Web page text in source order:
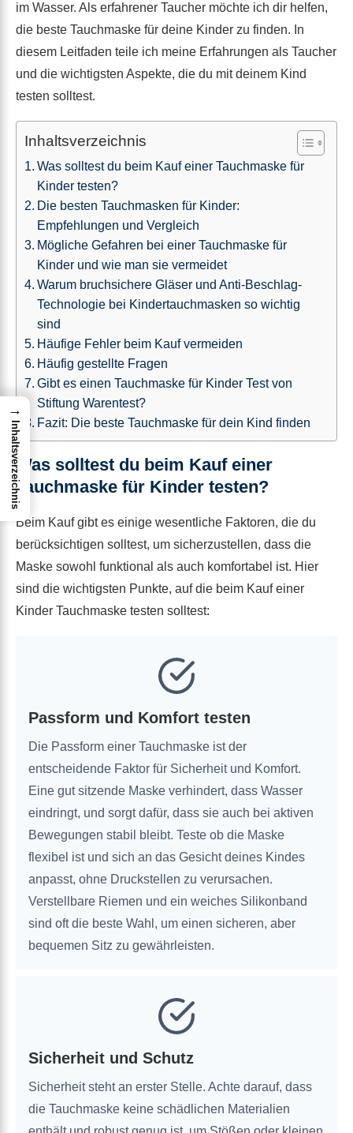
im Wasser. Als erfahrener Taucher möchte ich dir helfen,
die beste Tauchmaske für deine Kinder zu finden. In
diesem Leitfaden teile ich meine Erfahrungen als Taucher
und die wichtigsten Aspekte, die du mit deinem Kind
testen solltest.
Inhaltsverzeichnis
Was solltest du beim Kauf einer Tauchmaske für
Kinder testen?
Die besten Tauchmasken für Kinder:
Empfehlungen und Vergleich
Mögliche Gefahren bei einer Tauchmaske für
Kinder und wie man sie vermeidet
Warum bruchsichere Gläser und Anti-Beschlag-
Technologie bei Kindertauchmasken so wichtig
sind
Häufige Fehler beim Kauf vermeiden
Häufig gestellte Fragen
Gibt es einen Tauchmaske für Kinder Test von
Stiftung Warentest?
Fazit: Die beste Tauchmaske für dein Kind finden
Was solltest du beim Kauf einer
Tauchmaske für Kinder testen?
Beim Kauf gibt es einige wesentliche Faktoren, die du
berücksichtigen solltest, um sicherzustellen, dass die
Maske sowohl funktional als auch komfortabel ist. Hier
sind die wichtigsten Punkte, auf die beim Kauf einer
Kinder Tauchmaske testen solltest:
Passform und Komfort testen
Die Passform einer Tauchmaske ist der
entscheidende Faktor für Sicherheit und Komfort.
Eine gut sitzende Maske verhindert, dass Wasser
eindringt, und sorgt dafür, dass sie auch bei aktiven
Bewegungen stabil bleibt. Teste ob die Maske
flexibel ist und sich an das Gesicht deines Kindes
anpasst, ohne Druckstellen zu verursachen.
Verstellbare Riemen und ein weiches Silikonband
sind oft die beste Wahl, um einen sicheren, aber
bequemen Sitz zu gewährleisten.
Sicherheit und Schutz
Sicherheit steht an erster Stelle. Achte darauf, dass
die Tauchmaske keine schädlichen Materialien
→
Inhaltsverzeichnis